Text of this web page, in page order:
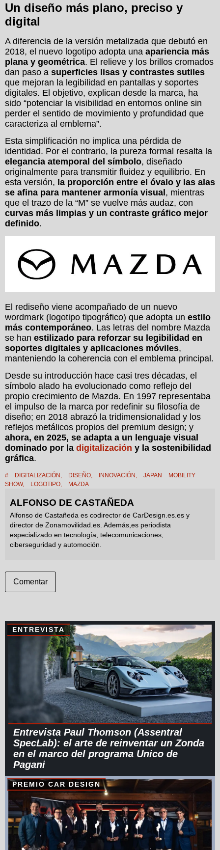
Un diseño más plano, preciso y
digital
A diferencia de la versión metalizada que debutó en
2018, el nuevo logotipo adopta una apariencia más
plana y geométrica. El relieve y los brillos cromados
dan paso a superficies lisas y contrastes sutiles
que mejoran la legibilidad en pantallas y soportes
digitales. El objetivo, explican desde la marca, ha
sido “potenciar la visibilidad en entornos online sin
perder el sentido de movimiento y profundidad que
caracteriza al emblema”.
Esta simplificación no implica una pérdida de
identidad. Por el contrario, la pureza formal resalta la
elegancia atemporal del símbolo, diseñado
originalmente para transmitir fluidez y equilibrio. En
esta versión, la proporción entre el óvalo y las alas
se afina para mantener armonía visual , mientras
que el trazo de la “M” se vuelve más audaz, con
curvas más limpias y un contraste gráfico mejor
definido.
El rediseño viene acompañado de un nuevo
wordmark (logotipo tipográfico) que adopta un estilo
más contemporáneo. Las letras del nombre Mazda
se han estilizado para reforzar su legibilidad en
soportes digitales y aplicaciones móviles,
manteniendo la coherencia con el emblema principal.
Desde su introducción hace casi tres décadas, el
símbolo alado ha evolucionado como reflejo del
propio crecimiento de Mazda. En 1997 representaba
el impulso de la marca por redefinir su filosofía de
diseño; en 2018 abrazó la tridimensionalidad y los
reflejos metálicos propios del premium design; y
ahora, en 2025, se adapta a un lenguaje visual
dominado por la digitalización y la sostenibilidad
gráfica.
# DIGITALIZACIÓN DISEÑO INNOVACIÓN
JAPAN MOBILITY
SHOW, LOGOTIPO MAZDA
ALFONSO DE CASTAÑEDA
Alfonso de Castañeda es codirector de CarDesign.es.es y
director de Zonamovilidad.es. Además,es periodista
especializado en tecnología, telecomunicaciones,
ciberseguridad y automoción.
Comentar
ENTREVISTA
Entrevista Paul Thomson (Assentral
SpecLab): el arte de reinventar un Zonda
en el marco del programa Unico de
Pagani
PREMIO CAR DESIGN